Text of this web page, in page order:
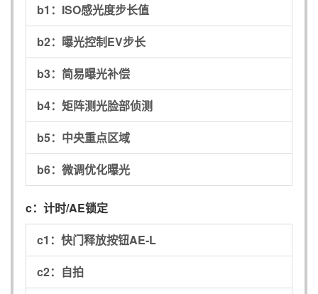
b1： ISO感光度步长值
b2： 曝光控制EV步长
b3： 简易曝光补偿
b4： 矩阵测光脸部侦测
b5： 中央重点区域
b6： 微调优化曝光
c： 计时/AE锁定
c1： 快门释放按钮AE-L
c2： 自拍